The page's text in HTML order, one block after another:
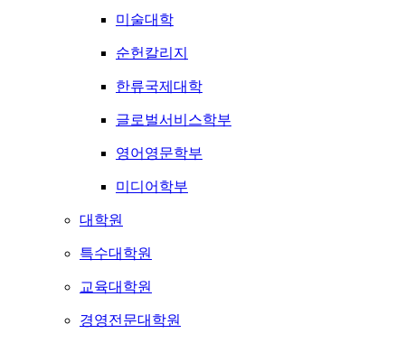
미술대학
순헌칼리지
한류국제대학
글로벌서비스학부
영어영문학부
미디어학부
대학원
특수대학원
교육대학원
경영전문대학원